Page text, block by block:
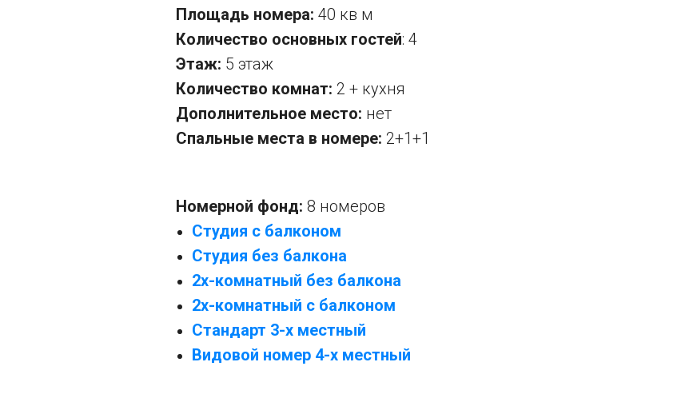
Площадь номера: 40 кв м
Количество основных гостей: 4
Этаж: 5 этаж
Количество комнат: 2 + кухня
Дополнительное место: нет
Спальные места в номере: 2+1+1
Номерной фонд: 8 номеров
Студия с балконом
Студия без балкона
2х-комнатный без балкона
2х-комнатный с балконом
Стандарт 3-х местный
Видовой номер 4-х местный